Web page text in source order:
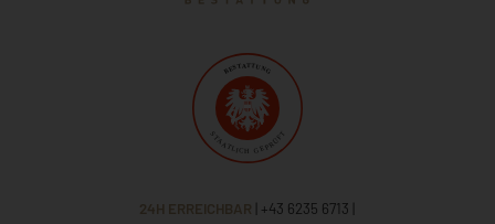
24H ERREICHBAR | +43 6235 6713